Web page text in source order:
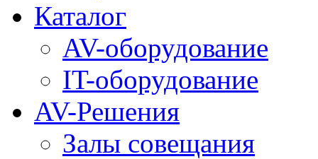
Каталог
AV-оборудование
IT-оборудование
AV-Решения
Залы совещания